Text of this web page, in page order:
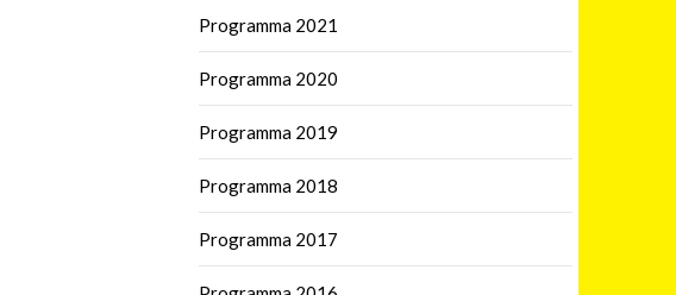
Programma 2021
Programma 2020
Programma 2019
Programma 2018
Programma 2017